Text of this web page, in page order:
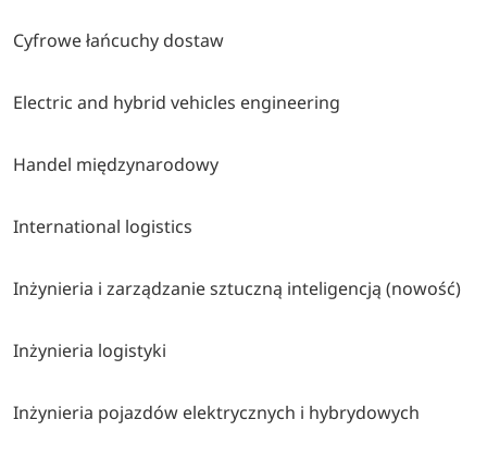
Cyfrowe łańcuchy dostaw
Electric and hybrid vehicles engineering
Handel międzynarodowy
International logistics
Inżynieria i zarządzanie sztuczną inteligencją (nowość)
Inżynieria logistyki
Inżynieria pojazdów elektrycznych i hybrydowych